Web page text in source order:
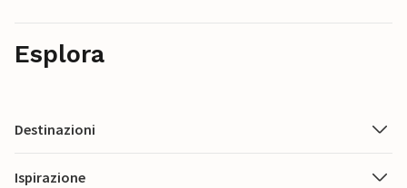
Esplora
Destinazioni
Ispirazione